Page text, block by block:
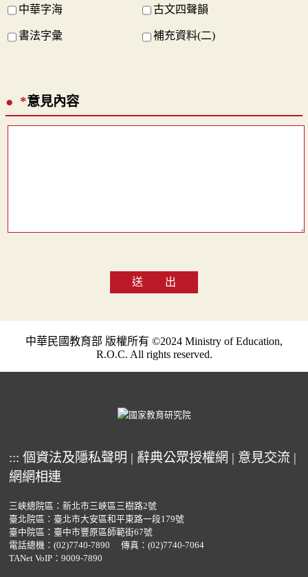
中華字海 古文四聲韻
書法字彙 補充資料(二)
*意見內容
送 出
中華民國教育部 版權所有 ©2024 Ministry of Education,
R.O.C. All rights reserved.
::: 個資法及隱私聲明 | 辭典公眾授權網 | 意見交流 |
網網相連
三峽總院區：新北市三峽區三樹路2號
臺北院區：臺北市大安區和平東路一段179號
臺中院區：臺中市豐原區師範街67號
電話總機： (02)7740-7890
傳真：(02)7740-7064
TANet VoIP：9009-7890